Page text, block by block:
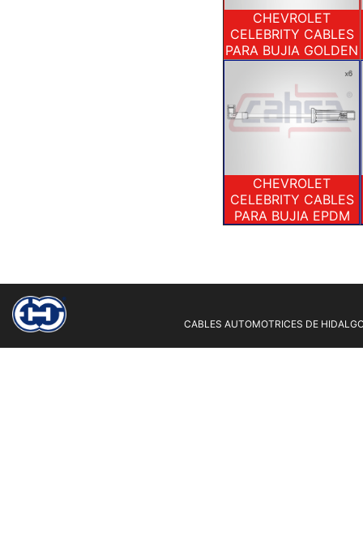
CHEVROLET
CELEBRITY CABLES
PARA BUJIA GOLDEN
CHEVROLET
CELEBRITY CABLES
PARA BUJIA EPDM
CABLES AUTOMOTRICES DE